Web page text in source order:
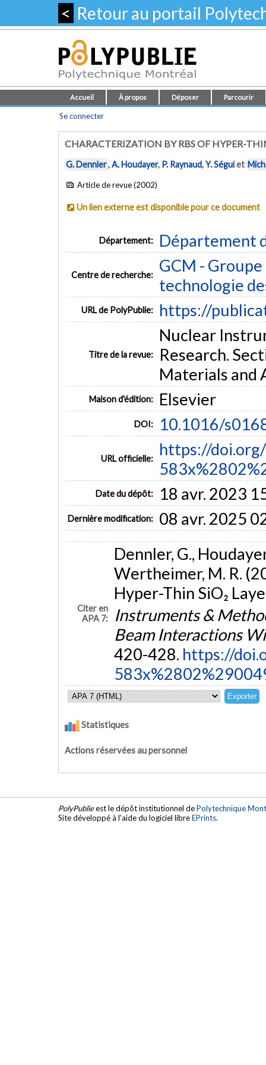
< Retour au portail
Accueil À propos Déposer Parcourir
Se connecter
CHARACTERIZATION BY RBS OF HYPER-
G. Dennler,A. Houdayer, P. Raynaud,Y. Séguiet
Article de revue (2002)
Un lien externe est disponible pour ce document
Département: Département
Centre de recherche:
GCM -
technologie
URL de PolyPublie: https://
Titre de la revue:
Nuclear
Research.
Materials and
Maison d'édition: Elsevier
DOI: 10.1016/
URL officielle:
https://
Date du dépôt: 18 avr. 2023
Dernière modification: 08 avr. 2025
Citer en
APA 7:
Dennler, G.,
Wertheimer, M. R.
Hyper-Thin SiO₂
Instruments &
Beam Interactions
420-428. https://
Statistiques
Actions réservées au personnel
PolyPublieest le dépôt institutionnel dePolytechnique
Site développé à l'aide du logiciel libreEPrints.